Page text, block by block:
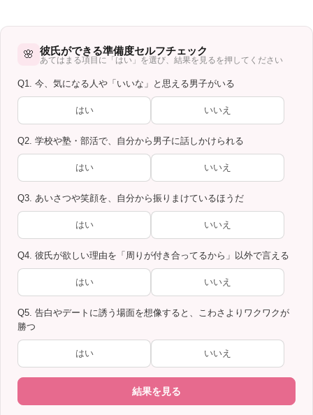
🌸 彼氏ができる準備度セルフチェック
あてはまる項目に「はい」を選び、結果を見るを押してください
Q1. 今、気になる人や「いいな」と思える男子がいる
はい いいえ
Q2. 学校や塾・部活で、自分から男子に話しかけられる
はい いいえ
Q3. あいさつや笑顔を、自分から振りまけているほうだ
はい いいえ
Q4. 彼氏が欲しい理由を「周りが付き合ってるから」以外で言える
はい いいえ
Q5. 告白やデートに誘う場面を想像すると、こわさよりワクワクが
勝つ
はい いいえ
結果を見る